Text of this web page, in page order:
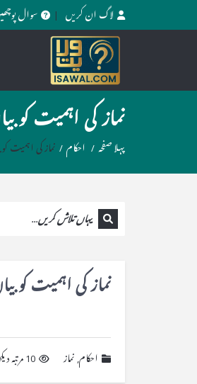
لاگ ان کریں سوال
نماز کی اہمیت کو
پہلا صفحہ / احکام / نماز کی اہمیت کو
نماز کی اہمیت کو
احکام, نماز 10 مرتبہ دیکھا گیا۔